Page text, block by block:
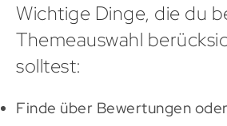
Wichtige Dinge, die du
Themeauswahl
solltest:
Finde über Bewertungen